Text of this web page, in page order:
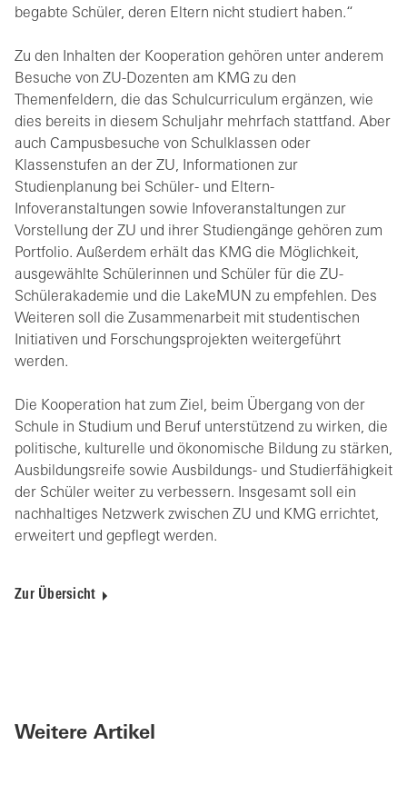
begabte Schüler, deren Eltern nicht studiert haben.“
Zu den Inhalten der Kooperation gehören unter anderem
Besuche von ZU-Dozenten am KMG zu den
Themenfeldern, die das Schulcurriculum ergänzen, wie
dies bereits in diesem Schuljahr mehrfach stattfand. Aber
auch Campusbesuche von Schulklassen oder
Klassenstufen an der ZU, Informationen zur
Studienplanung bei Schüler- und Eltern-
Infoveranstaltungen sowie Infoveranstaltungen zur
Vorstellung der ZU und ihrer Studiengänge gehören zum
Portfolio. Außerdem erhält das KMG die Möglichkeit,
ausgewählte Schülerinnen und Schüler für die ZU-
Schülerakademie und die LakeMUN zu empfehlen. Des
Weiteren soll die Zusammenarbeit mit studentischen
Initiativen und Forschungsprojekten weitergeführt
werden.
Die Kooperation hat zum Ziel, beim Übergang von der
Schule in Studium und Beruf unterstützend zu wirken, die
politische, kulturelle und ökonomische Bildung zu stärken,
Ausbildungsreife sowie Ausbildungs- und Studierfähigkeit
der Schüler weiter zu verbessern. Insgesamt soll ein
nachhaltiges Netzwerk zwischen ZU und KMG errichtet,
erweitert und gepflegt werden.
Zur Übersicht
Weitere Artikel